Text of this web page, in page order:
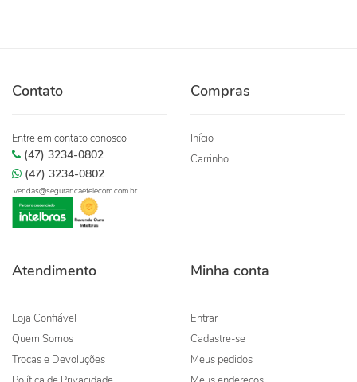
Contato
Entre em contato conosco
(47) 3234-0802
(47) 3234-0802
vendas@segurancaetelecom.com.br
Compras
Início
Carrinho
Atendimento
Loja Confiável
Quem Somos
Trocas e Devoluções
Minha conta
Entrar
Cadastre-se
Meus pedidos